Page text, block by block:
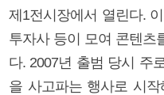
제1전시장에서 열린다.
투자사 등이 모여 콘텐츠
다. 2007년 출범 당시 주
을 사고파는 행사로 시작